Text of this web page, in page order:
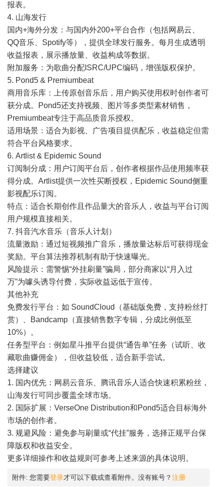
报表。
4. 山海发行
国内+海外分发：与国内外200+平台合作（包括网易云、
QQ音乐、Spotify等），提供全球发行服务。每月生成透明
收益报表，展示播放量、收益构成等数据。
附加服务：为歌曲分配ISRC/UPC编码，增强版权保护。
5. Pond5 & Premiumbeat
商用音乐库：上传原创音乐后，用户购买使用权时创作者可
获分成。Pond5还支持视频、图片等多类型素材销售，
Premiumbeat专注于高品质音乐授权。
适用场景：适合为影视、广告项目提供配乐，收益稳定但需
符合平台风格要求。
6. Artlist & Epidemic Sound
订阅制分成：用户订阅平台后，创作者根据作品使用频率获
得分成。Artlist提供一次性买断授权，Epidemic Sound侧重
影视配乐订阅。
特点：适合长期创作且作品量大的音乐人，收益与平台订阅
用户规模直接相关。
7. 抖音汽水音乐（音乐人计划）
流量激励：通过短视频推广音乐，播放量达标后可获得现金
奖励。平台算法推荐机制有助于快速曝光。
风险提示：需警惕“外挂刷量”骗局，部分商家以“月入过
万”为噱头诱导付费，实际收益远低于宣传。
其他补充
免费发行平台：如 SoundCloud（基础版免费，支持粉丝打
赏）、Bandcamp（直接销售数字专辑，分成比例低至
10%）。
任务型平台：例如星斗推平台提供“通告单”任务（试听、收
藏歌曲赚佣金），但收益较低，适合新手尝试。
选择建议
1. 国内优先：网易云音乐、腾讯音乐人适合快速积累粉丝，
山海发行可同步覆盖全球市场。
2. 国际扩展：VerseOne Distribution和Pond5适合目标海外
市场的创作者。
3. 规避风险：避免参与刷量或“代挂”服务，选择正规平台保
障版权和收益安全。
更多详细操作和收益规则可参考上述来源的具体说明。
附件: 您需要登录才可以下载或查看附件。没有账号？注册